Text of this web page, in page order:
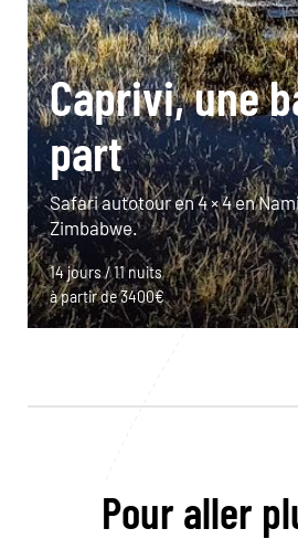
Caprivi, une
part
Safari autotour en 4 × 4 en
Zimbabwe.
14 jours / 11 nuits
à partir de 3400€
Pour aller